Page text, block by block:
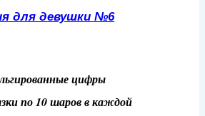
для девушки №6
цифры
по 10 шаров в каждой